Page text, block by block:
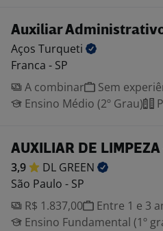
Auxiliar
Aços Turqueti
Franca - SP
A combinar
Sem
Ensino Médio (2º Grau)
AUXILIAR DE
3,9 DL GREEN
São Paulo - SP
R$ 1.837,00
Entre 1 e 3
Ensino Fundamental (1º